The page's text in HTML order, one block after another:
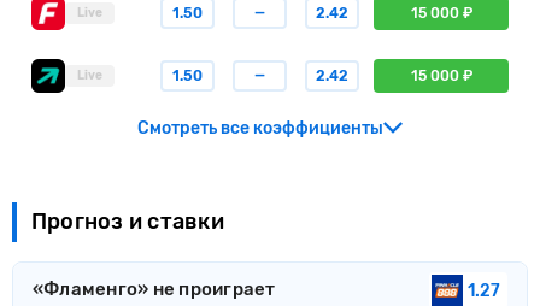
Live 1.50 — 2.42 15 000 ₽
Live 1.50 — 2.42 15 000 ₽
Смотреть все коэффициенты
Прогноз и ставки
«Фламенго» не проиграет 1.27